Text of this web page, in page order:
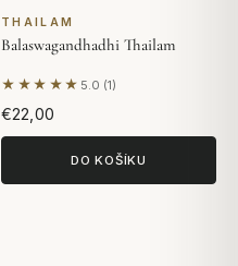
THAILAM
Balaswagandhadhi Thailam
★★★★★ 5.0 (1)
Na základě 1 hodnocení
€22,00
DO KOŠÍKU